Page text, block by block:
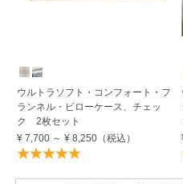
ウルトラソフト・コンフォート・フ
ランネル・ピローケース、チェッ
ク 2枚セット
¥ 7,700～ ¥ 8,250（税込）